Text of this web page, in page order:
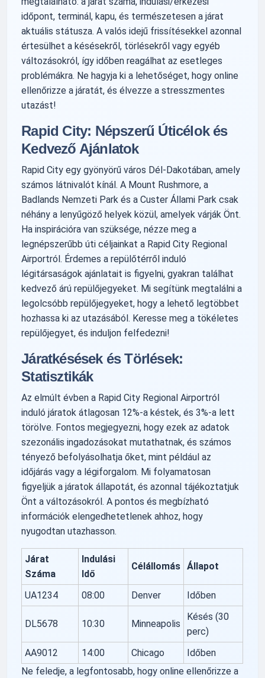
időpont, terminál, kapu, és természetesen a járat
aktuális státusza. A valós idejű frissítésekkel azonnal
értesülhet a késésekről, törlésekről vagy egyéb
változásokról, így időben reagálhat az esetleges
problémákra. Ne hagyja ki a lehetőséget, hogy online
ellenőrizze a járatát, és élvezze a stresszmentes
utazást!
Rapid City: Népszerű Úticélok és
Kedvező Ajánlatok
Rapid City egy gyönyörű város Dél-Dakotában, amely
számos látnivalót kínál. A Mount Rushmore, a
Badlands Nemzeti Park és a Custer Állami Park csak
néhány a lenyűgöző helyek közül, amelyek várják Önt.
Ha inspirációra van szüksége, nézze meg a
legnépszerűbb úti céljainkat a Rapid City Regional
Airportról. Érdemes a repülőtérről induló
légitársaságok ajánlatait is figyelni, gyakran találhat
kedvező árú repülőjegyeket. Mi segítünk megtalálni a
legolcsóbb repülőjegyeket, hogy a lehető legtöbbet
hozhassa ki az utazásából. Keresse meg a tökéletes
repülőjegyet, és induljon felfedezni!
Járatkésések és Törlések:
Statisztikák
Az elmúlt évben a Rapid City Regional Airportról
induló járatok átlagosan 12%-a késtek, és 3%-a lett
törölve. Fontos megjegyezni, hogy ezek az adatok
szezonális ingadozásokat mutathatnak, és számos
tényező befolyásolhatja őket, mint például az
időjárás vagy a légiforgalom. Mi folyamatosan
figyeljük a járatok állapotát, és azonnal tájékoztatjuk
Önt a változásokról. A pontos és megbízható
információk elengedhetetlenek ahhoz, hogy
nyugodtan utazhasson.
Járat
Száma
Indulási
Idő
Célállomás Állapot
UA1234 08:00 Denver Időben
DL5678 10:30 Minneapolis
Késés (30
perc)
AA9012
14:00 Chicago
Időben
Ne feledje, a legfontosabb, hogy online ellenőrizze a